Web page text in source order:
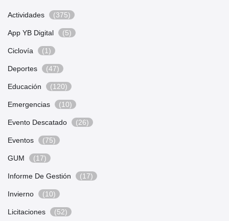
Actividades (375)
App YB Digital (5)
Ciclovía (1)
Deportes (47)
Educación (120)
Emergencias (10)
Evento Descatado (26)
Eventos (75)
GUM (17)
Informe De Gestión (17)
Invierno (10)
Licitaciones (52)